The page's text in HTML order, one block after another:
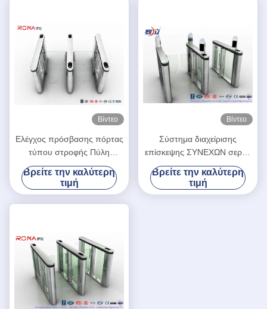
Βίντεο
Ελέγχος πρόσβασης πόρτας
τύπου στροφής Πύλη
στροφής ταχύτητας Πύλη
στροφής για γραφείο
Βρείτε την καλύτερη
τιμή
Βίντεο
Σύστημα διαχείρισης
επίσκεψης ΣΥΝΕΧΩΝ σερβο
μηχανών περιστροφικών
πυλών πυλών υψηλής
ταχύτητας για το κτήριο
Βρείτε την καλύτερη
τιμή